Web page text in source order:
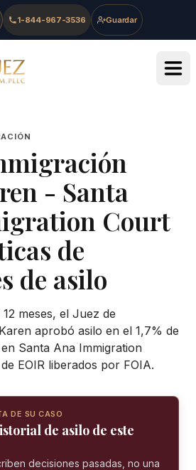
1-844-967-3536 Guardar
- Santa
Court
de
de asilo
meses, el Juez de
aprobó asilo en el 1,7% de
Santa Ana Immigration
EOIR liberados por FOIA.
DE SU CASO
de asilo de este
decisiones pasadas, no una